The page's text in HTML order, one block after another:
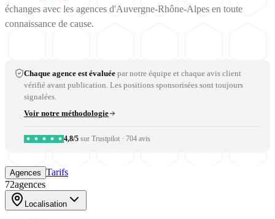
échanges avec les agences d'Auvergne-Rhône-Alpes en toute
connaissance de cause.
Chaque agence est évaluée par notre équipe et chaque avis client
vérifié avant publication. Les positions sponsorisées sont toujours
signalées.
Voir notre méthodologie
4,8/5 sur Trustpilot · 704 avis
Agences Tarifs
72agences
Localisation